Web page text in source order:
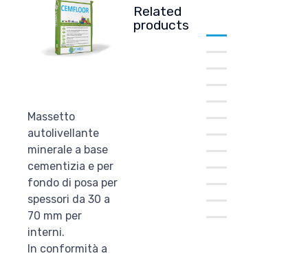
Massetto
autolivellante
minerale a base
cementizia e per
fondo di posa per
spessori da 30 a
70 mm per
interni.
In conformità a
Related
products
MECFLOOR